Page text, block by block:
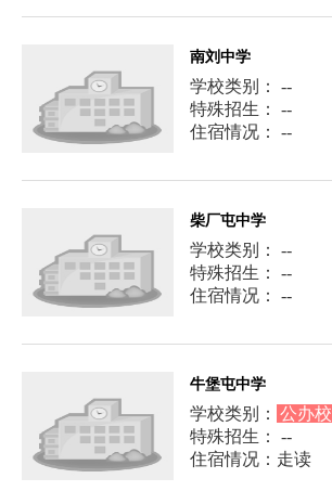
南刘中学
学校类别： --
特殊招生： --
住宿情况： --
柴厂屯中学
学校类别： --
特殊招生： --
住宿情况： --
牛堡屯中学
学校类别： 公办校
特殊招生： --
住宿情况：走读